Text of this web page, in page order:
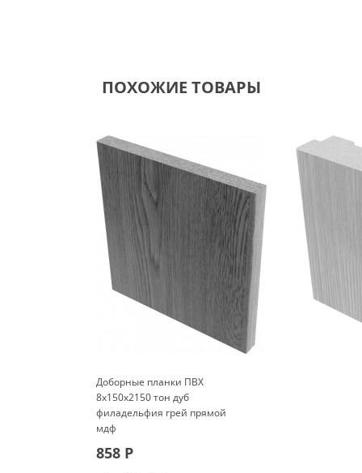
ПОХОЖИЕ ТОВАРЫ
Доборные планки ПВХ
8x150x2150 тон дуб
филадельфия грей прямой
мдф
858Р